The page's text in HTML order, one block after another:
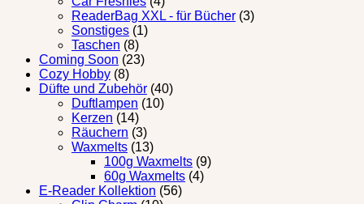
ReaderBag XXL - für Bücher (3)
Sonstiges (1)
Taschen (8)
Coming Soon (23)
Cozy Hobby (8)
Düfte und Zubehör (40)
Duftlampen (10)
Kerzen (14)
Räuchern (3)
Waxmelts (13)
100g Waxmelts (9)
60g Waxmelts (4)
E-Reader Kollektion (56)